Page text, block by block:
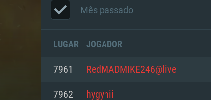
Mês passado
LUGAR JOGADOR
7961 RedMADMIKE246@live
7962 hygynii